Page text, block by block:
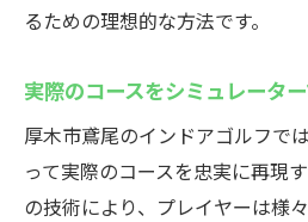
るための理想的な方法です。
実際のコースをシミュレータ
厚木市鳶尾のインドアゴルフで
って実際のコースを忠実に再現
の技術により、プレイヤーは様